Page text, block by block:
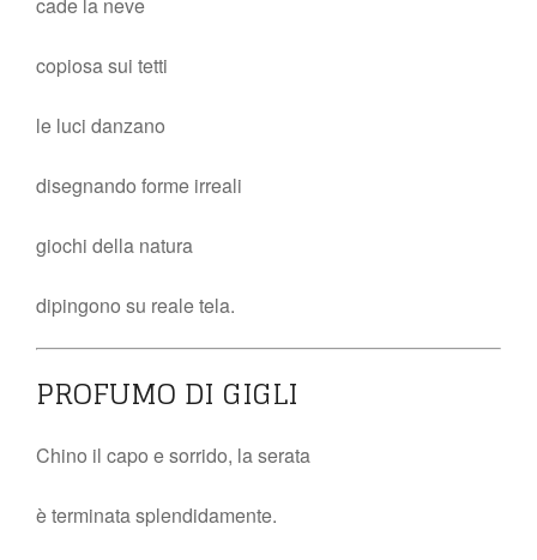
copiosa sui tetti
le luci danzano
disegnando forme irreali
giochi della natura
dipingono su reale tela.
PROFUMO DI GIGLI
Chino il capo e sorrido, la serata
è terminata splendidamente.